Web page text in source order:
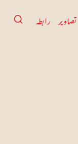
رابطہ تصاویر